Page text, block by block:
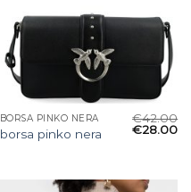
BORSA PINKO NERA
borsa pinko nera
€42.00
€28.00